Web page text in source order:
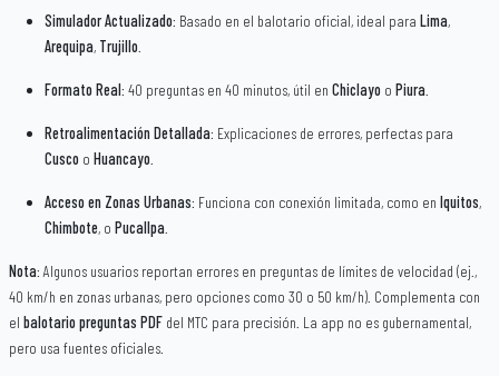
Simulador Actualizado: Basado en el balotario oficial, ideal para Lima,
Arequipa, Trujillo
Formato Real: 40 preguntas en 40 minutos, útil en Chiclayo o Piura
Retroalimentación Detallada: Explicaciones de errores, perfectas para
Cusco o Huancayo
Acceso en Zonas Urbanas: Funciona con conexión limitada, como en Iquitos,
Chimbote, o Pucallpa
Nota: Algunos usuarios reportan errores en preguntas de límites de velocidad (ej.,
40 km/h en zonas urbanas, pero opciones como 30 o 50 km/h). Complementa con
el balotario preguntas PDF del MTC para precisión. La app no es gubernamental,
pero usa fuentes oficiales.